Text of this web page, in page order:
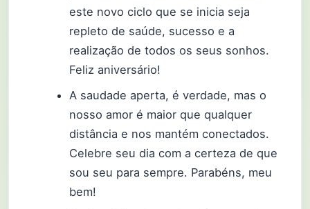
este novo ciclo que se inicia seja
repleto de saúde, sucesso e a
realização de todos os seus sonhos.
Feliz aniversário!
A saudade aperta, é verdade, mas o
nosso amor é maior que qualquer
distância e nos mantém conectados.
Celebre seu dia com a certeza de que
sou seu para sempre. Parabéns, meu
bem!